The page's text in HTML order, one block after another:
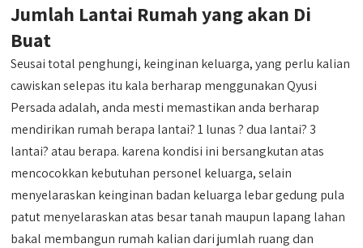
Jumlah Lantai Rumah yang akan Di
Buat
Seusai total penghungi, keinginan keluarga, yang perlu kalian
cawiskan selepas itu kala berharap menggunakan Qyusi
Persada adalah, anda mesti memastikan anda berharap
mendirikan rumah berapa lantai? 1 lunas ? dua lantai? 3
lantai? atau berapa. karena kondisi ini bersangkutan atas
mencocokkan kebutuhan personel keluarga, selain
menyelaraskan keinginan badan keluarga lebar gedung pula
patut menyelaraskan atas besar tanah maupun lapang lahan
bakal membangun rumah kalian dari jumlah ruang dan